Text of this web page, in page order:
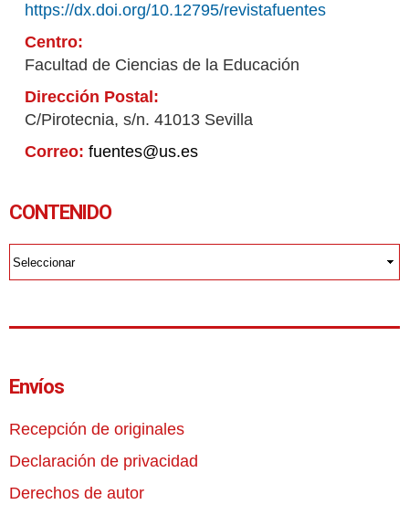
https://dx.doi.org/10.12795/revistafuentes
Centro:
Facultad de Ciencias de la Educación
Dirección Postal:
C/Pirotecnia, s/n. 41013 Sevilla
Correo:fuentes@us.es
CONTENIDO
Envíos
Recepción de originales
Declaración de privacidad
Derechos de autor